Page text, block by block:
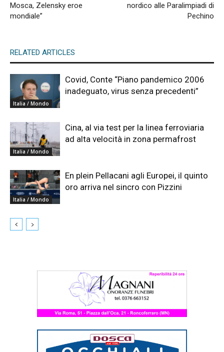
Mosca, Zelensky eroe
mondiale”
nordico alle Paralimpiadi di
Pechino
RELATED ARTICLES
Italia / Mondo
Covid, Conte “Piano pandemico 2006
inadeguato, virus senza precedenti”
Italia / Mondo
Cina, al via test per la linea ferroviaria
ad alta velocità in zona permafrost
Italia / Mondo
En plein Pellacani agli Europei, il quinto
oro arriva nel sincro con Pizzini